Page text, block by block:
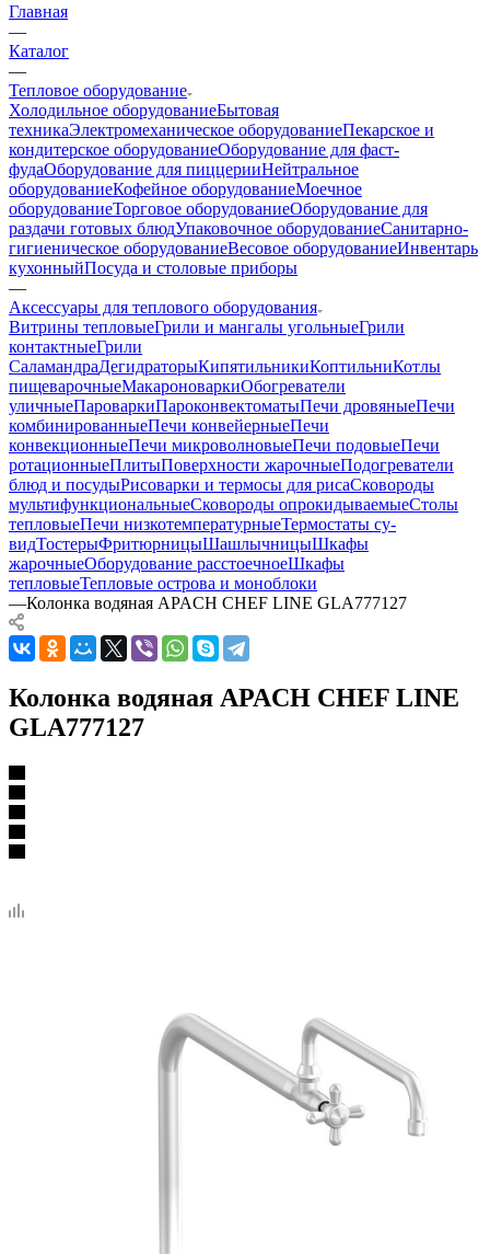
Главная
—
Каталог
—
Тепловое оборудование
Холодильное оборудованиеБытовая
техникаЭлектромеханическое оборудованиеПекарское и
кондитерское оборудованиеОборудование для фаст-
фудаОборудование для пиццерииНейтральное
оборудованиеКофейное оборудованиеМоечное
оборудованиеТорговое оборудованиеОборудование для
раздачи готовых блюдУпаковочное оборудованиеСанитарно-
гигиеническое оборудованиеВесовое оборудованиеИнвентарь
кухонныйПосуда и столовые приборы
—
Аксессуары для теплового оборудования
Витрины тепловыеГрили и мангалы угольныеГрили
контактныеГрили
СаламандраДегидраторыКипятильникиКоптильниКотлы
пищеварочныеМакароноваркиОбогреватели
уличныеПароваркиПароконвектоматыПечи дровяныеПечи
комбинированныеПечи конвейерныеПечи
конвекционныеПечи микроволновыеПечи подовыеПечи
ротационныеПлитыПоверхности жарочныеПодогреватели
блюд и посудыРисоварки и термосы для рисаСковороды
мультифункциональныеСковороды опрокидываемыеСтолы
тепловыеПечи низкотемпературныеТермостаты су-
видТостерыФритюрницыШашлычницыШкафы
жарочныеОборудование расстоечноеШкафы
тепловыеТепловые острова и моноблоки
—Колонка водяная APACH CHEF LINE GLA777127
Колонка водяная APACH CHEF LINE
GLA777127